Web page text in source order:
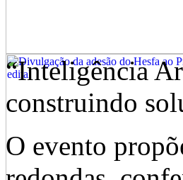
“Inteligência
construindo
O evento